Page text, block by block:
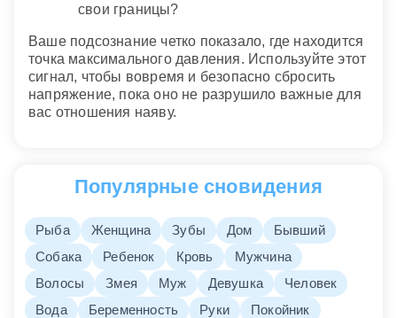
свои границы?
Ваше подсознание четко показало, где находится
точка максимального давления. Используйте этот
сигнал, чтобы вовремя и безопасно сбросить
напряжение, пока оно не разрушило важные для
вас отношения наяву.
Популярные сновидения
Рыба Женщина Зубы Дом
Бывший
Собака
Ребенок Кровь
Мужчина
Волосы
Змея Муж Девушка
Человек
Вода
Беременность Руки Покойник